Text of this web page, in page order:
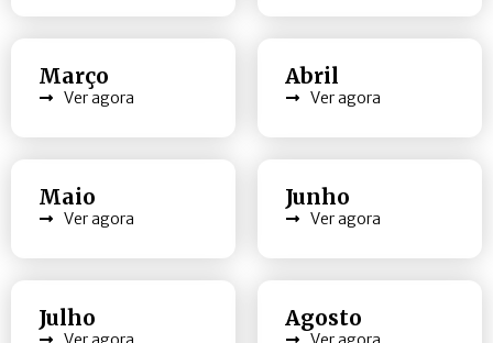
Março
Ver agora
Abril
Ver agora
Maio
Ver agora
Junho
Ver agora
Julho Agosto